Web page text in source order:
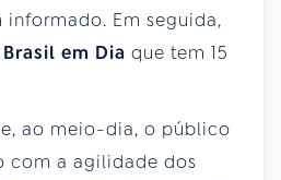
Em seguida,
Brasil em Dia que tem 15
ao meio-dia, o público
com a agilidade dos